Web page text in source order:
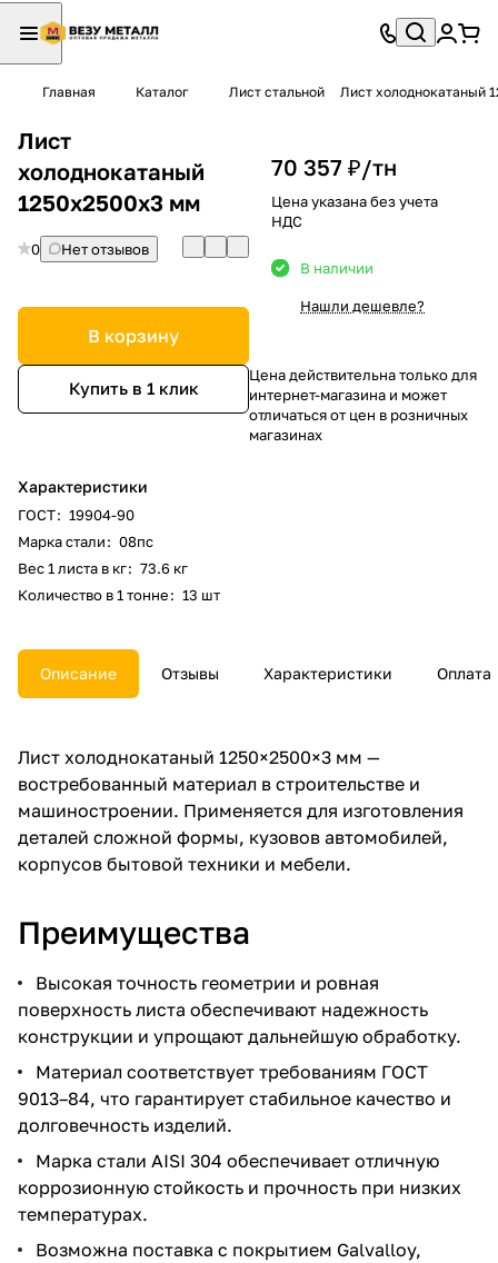
Главная Каталог Лист стальной Лист холоднокатаный
Лист
холоднокатаный
1250х2500х3 мм
0 Нет отзывов
В корзину
Купить в 1 клик
Характеристики
ГОСТ: 19904-90
Марка стали: 08пс
Вес 1 листа в кг: 73.6 кг
Количество в 1 тонне: 13 шт
70 357 ₽/тн
Цена указана без учета
НДС
В наличии
Нашли дешевле?
Цена действительна только для
интернет-магазина и может
отличаться от цен в розничных
магазинах
Описание Отзывы Характеристики Оплата
Лист холоднокатаный 1250×2500×3 мм —
востребованный материал в строительстве и
машиностроении. Применяется для изготовления
деталей сложной формы, кузовов автомобилей,
корпусов бытовой техники и мебели.
Преимущества
Высокая точность геометрии и ровная
поверхность листа обеспечивают надежность
конструкции и упрощают дальнейшую обработку.
Материал соответствует требованиям ГОСТ
9013–84, что гарантирует стабильное качество и
долговечность изделий.
Марка стали AISI 304 обеспечивает отличную
коррозионную стойкость и прочность при низких
температурах.
Возможна поставка с покрытием Galvalloy,